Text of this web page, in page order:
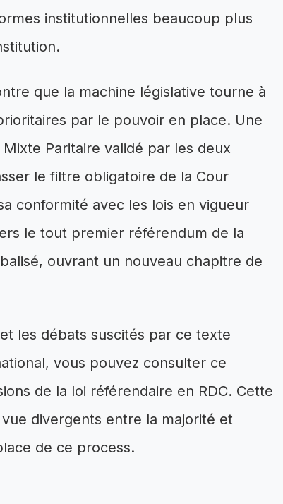
institutionnelles beaucoup plus
que la machine législative tourne à
par le pouvoir en place. Une
Paritaire validé par les deux
le filtre obligatoire de la Cour
conformité avec les lois en vigueur
le tout premier référendum de la
ouvrant un nouveau chapitre de
les débats suscités par ce texte
vous pouvez consulter ce
de la loi référendaire en RDC. Cette
divergents entre la majorité et
de ce process.